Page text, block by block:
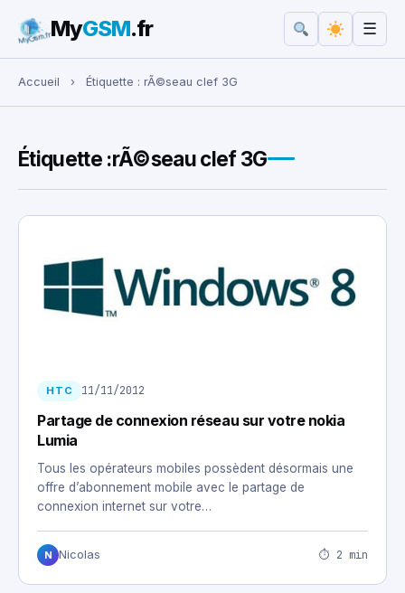
Rechercher :
MyGSM.fr ☰
Accueil › Étiquette : rÃ©seau clef 3G
Étiquette :rÃ©seau clef 3G
HTC 11/11/2012
Partage de connexion réseau sur votre nokia
Lumia
Tous les opérateurs mobiles possèdent désormais une
offre d’abonnement mobile avec le partage de
connexion internet sur votre…
N Nicolas ⏱ 2 min